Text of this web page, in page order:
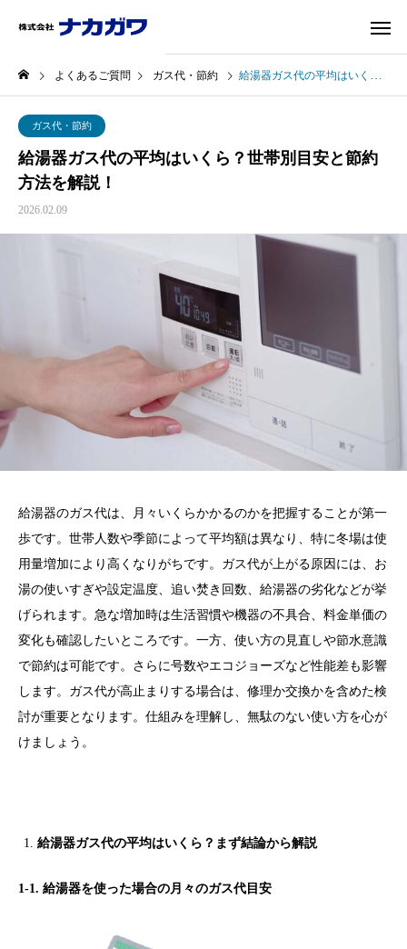
よくあるご質問 ガス代・節約 給湯器ガス代の平均はいくら？世帯別目安と節約方法を解説！
ガス代・節約
給湯器ガス代の平均はいくら？世帯別目安と節約
方法を解説！
2026.02.09
給湯器のガス代は、月々いくらかかるのかを把握することが第一
歩です。世帯人数や季節によって平均額は異なり、特に冬場は使
用量増加により高くなりがちです。ガス代が上がる原因には、お
湯の使いすぎや設定温度、追い焚き回数、給湯器の劣化などが挙
げられます。急な増加時は生活習慣や機器の不具合、料金単価の
変化も確認したいところです。一方、使い方の見直しや節水意識
で節約は可能です。さらに号数やエコジョーズなど性能差も影響
します。ガス代が高止まりする場合は、修理か交換かを含めた検
討が重要となります。仕組みを理解し、無駄のない使い方を心が
けましょう。
給湯器ガス代の平均はいくら？まず結論から解説
1-1. 給湯器を使った場合の月々のガス代目安